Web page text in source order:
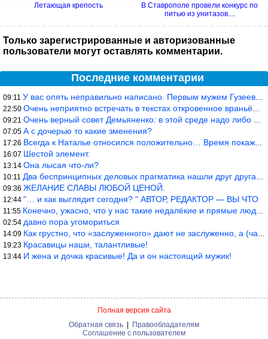
Летающая крепость
В Ставрополе провели конкурс по
питью из унитазов....
Только зарегистрированные и авторизованные
пользователи могут оставлять комментарии.
Последние комментарии
09:11 У вас опять неправильно написано. Первым мужем Гузеевой был Илья
22:50 Очень неприятно встречать в текстах откровенное враньё… Конкретн
09:21 Очень верный совет Демьяненко: в этой среде надо либо иметь зубы
07:05 А с дочерью то какие зменения?
17:26 Всегда к Наталье относился положительно… Время покажет, что буде
16:07 Шестой элемент.
13:14 Она лысая что-ли?
10:11 Два беспринципных деловых прагматика нашли друг друга и «остепен
09:36 ЖЕЛАНИЕ СЛАВЫ ЛЮБОЙ ЦЕНОЙ.
12:44 "… и как выглядит сегодня? " АВТОР, РЕДАКТОР — ВЫ ЧТО
11:55 Конечно, ужасно, что у нас такие недалёкие и прямые люди… Как мо
02:54 давно пора угомориться
14:09 Как грустно, что «заслуженного» дают не заслуженно, а (чаще) по-
19:23 Красавицы наши, талантливые!
13:44 И жена и дочка красивые! Да и он настоящий мужик!
Полная версия сайта
Обратная связь
Правообладателям
Соглашение с пользователем